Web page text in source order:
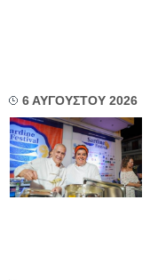
6 ΑΥΓΟΥΣΤΟΥ 2026